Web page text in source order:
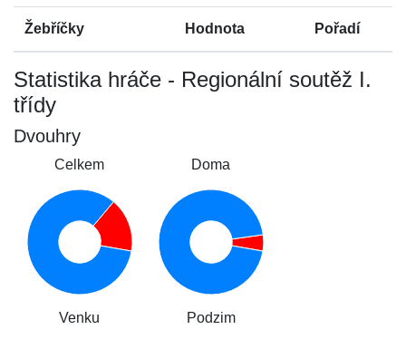
Žebříčky Hodnota Pořadí
Statistika hráče - Regionální soutěž I.
třídy
Dvouhry
Celkem Doma
Venku Podzim